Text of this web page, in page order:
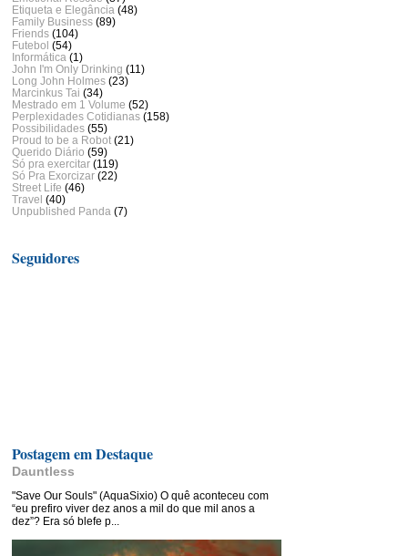
Etiqueta e Elegância (48)
Family Business (89)
Friends (104)
Futebol (54)
Informática (1)
John I'm Only Drinking (11)
Long John Holmes (23)
Marcinkus Tai (34)
Mestrado em 1 Volume (52)
Perplexidades Cotidianas (158)
Possibilidades (55)
Proud to be a Robot (21)
Querido Diário (59)
Só pra exercitar (119)
Só Pra Exorcizar (22)
Street Life (46)
Travel (40)
Unpublished Panda (7)
Seguidores
Postagem em Destaque
Dauntless
"Save Our Souls" (AquaSixio) O quê aconteceu com
“eu prefiro viver dez anos a mil do que mil anos a
dez”? Era só blefe p...